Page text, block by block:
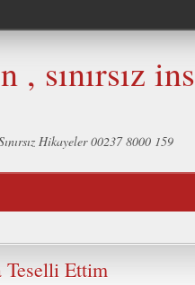
, sınırsız
Hikayeler 00237 8000 159
Teselli Ettim